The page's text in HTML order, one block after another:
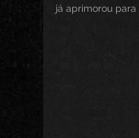
já aprimorou para